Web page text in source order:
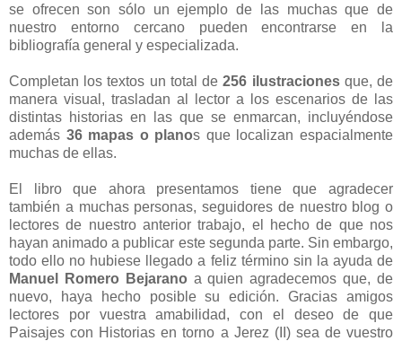
se ofrecen son sólo un ejemplo de las muchas que de
nuestro entorno cercano pueden encontrarse en la
bibliografía general y especializada.
Completan los textos un total de256 ilustracionesque, de
manera visual, trasladan al lector a los escenarios de las
distintas historias en las que se enmarcan, incluyéndose
además 36 mapas o planos que localizan espacialmente
muchas de ellas.
El libro que ahora presentamos tiene que agradecer
también a muchas personas, seguidores de nuestro blog o
lectores de nuestro anterior trabajo, el hecho de que nos
hayan animado a publicar este segunda parte. Sin embargo,
todo ello no hubiese llegado a feliz término sin la ayuda de
Manuel Romero Bejarano a quien agradecemos que, de
nuevo, haya hecho posible su edición. Gracias amigos
lectores por vuestra amabilidad, con el deseo de que
Paisajes con Historias en torno a Jerez (II) sea de vuestro